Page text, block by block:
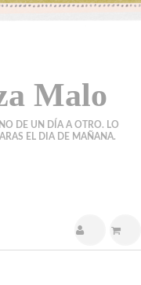
Malo
DE UN DÍA A OTRO. LO
EL DIA DE MAÑANA.